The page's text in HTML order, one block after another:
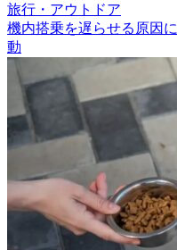
旅行・アウトドア
機内搭乗を遅らせる原因
動